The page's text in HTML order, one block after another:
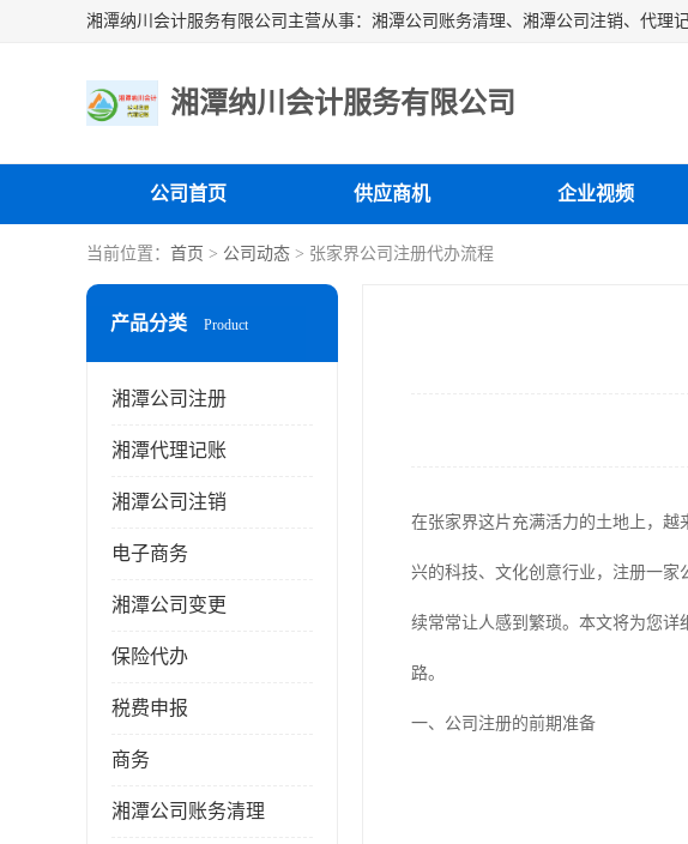
湘潭纳川会计服务有限公司
公司首页 供应商机 企业视频
当前位置： 首页 > 公司动态 > 张家界公司注册代办流程
产品分类 Product
湘潭公司注册
湘潭代理记账
湘潭公司注销
电子商务
湘潭公司变更
保险代办
税费申报
商务
湘潭公司账务清理
在张家界这片充满活力的土地上，
兴的科技、文化创意行业，注册一
续常常让人感到繁琐。本文将为您
路。
一、公司注册的前期准备